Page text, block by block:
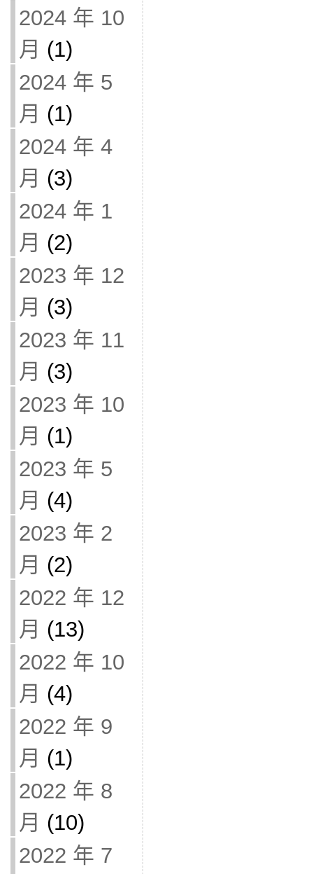
2024 年 10
月 (1)
2024 年 5
月 (1)
2024 年 4
月 (3)
2024 年 1
月 (2)
2023 年 12
月 (3)
2023 年 11
月 (3)
2023 年 10
月 (1)
2023 年 5
月 (4)
2023 年 2
月 (2)
2022 年 12
月 (13)
2022 年 10
月 (4)
2022 年 9
月 (1)
2022 年 8
月 (10)
2022 年 7